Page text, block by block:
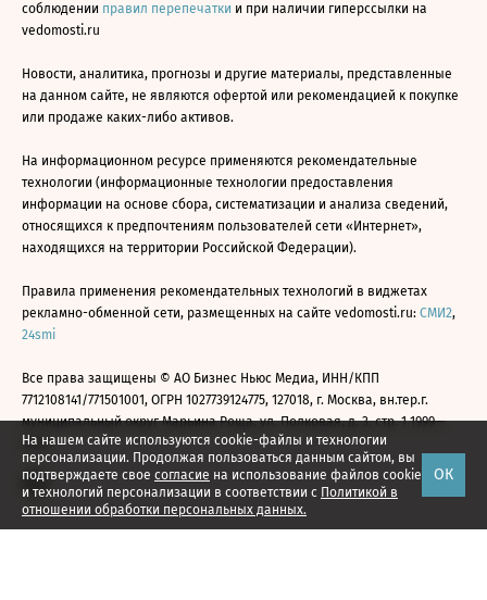
На нашем сайте используются cookie-файлы и технологии
персонализации. Продолжая пользоваться данным сайтом, вы
подтверждаете свое согласие на использование файлов cookie
и технологий персонализации в соответствии с Политикой в
отношении обработки персональных данных.
ОК
соблюдении правил перепечатки и при наличии гиперссылки на
vedomosti.ru
Новости, аналитика, прогнозы и другие материалы, представленные
на данном сайте, не являются офертой или рекомендацией к покупке
или продаже каких-либо активов.
На информационном ресурсе применяются рекомендательные
технологии (информационные технологии предоставления
информации на основе сбора, систематизации и анализа сведений,
относящихся к предпочтениям пользователей сети «Интернет»,
находящихся на территории Российской Федерации).
Правила применения рекомендательных технологий в виджетах
рекламно-обменной сети, размещенных на сайте vedomosti.ru: СМИ2,
24smi
Все права защищены © АО Бизнес Ньюс Медиа, ИНН/КПП
7712108141/771501001, ОГРН 1027739124775, 127018, г. Москва, вн.тер.г.
муниципальный округ Марьина Роща, ул. Полковая, д. 3, стр. 1 1999—
2026